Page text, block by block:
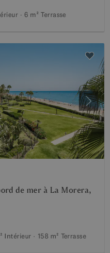
6 m² Terrasse
de mer à La Morera,
Intérieur 158 m² Terrasse